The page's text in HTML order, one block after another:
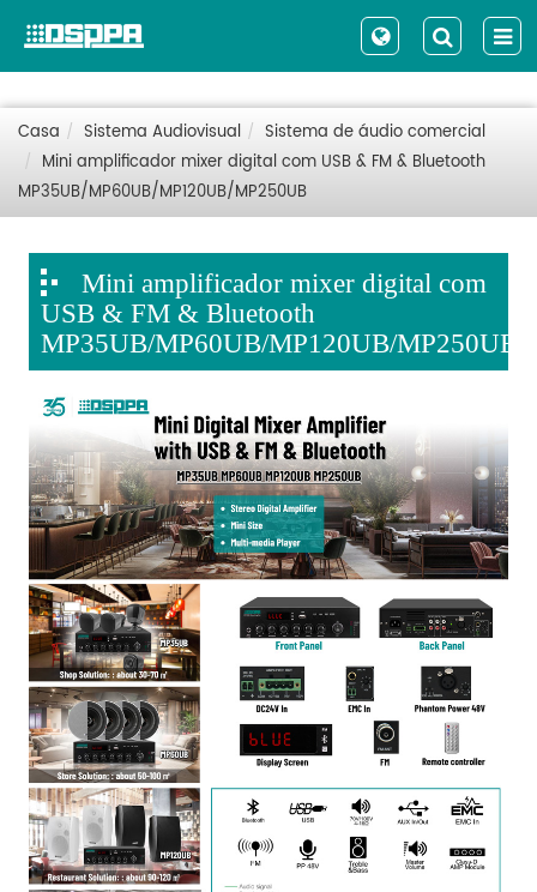
Casa Sistema Audiovisual
Sistema de áudio comercial
Mini amplificador mixer digital com USB & FM & Bluetooth
MP35UB/MP60UB/MP120UB/MP250UB
Mini amplificador mixer digital com
USB & FM & Bluetooth
MP35UB/MP60UB/MP120UB/MP250UB